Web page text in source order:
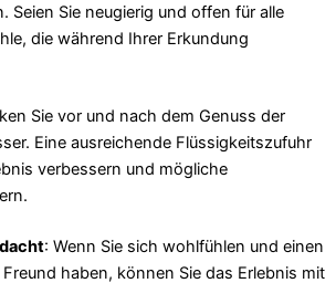
Seien Sie neugierig und offen für alle
die während Ihrer Erkundung
Sie vor und nach dem Genuss der
Eine ausreichende Flüssigkeitszufuhr
verbessern und mögliche
: Wenn Sie sich wohlfühlen und einen
haben, können Sie das Erlebnis mit